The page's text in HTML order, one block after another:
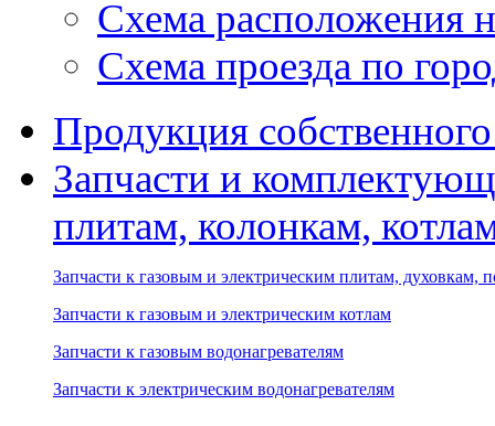
Схема расположения
Схема проезда по
Продукция
Запчасти и
плитам, колонкам,
Запчасти к газовым и электрическим плитам, духовкам,
Запчасти к газовым и электрическим котлам
Запчасти к газовым водонагревателям
Запчасти к электрическим водонагревателям